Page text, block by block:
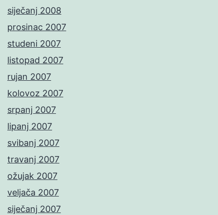
siječanj 2008
prosinac 2007
studeni 2007
listopad 2007
rujan 2007
kolovoz 2007
srpanj 2007
lipanj 2007
svibanj 2007
travanj 2007
ožujak 2007
veljača 2007
siječanj 2007